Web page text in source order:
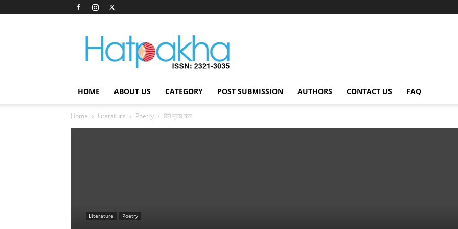
Hatpakha
Magazine
HOME ABOUT US CATEGORY POST SUBMISSION AUTHORS CONTACT US FAQ
Home Literature Poetry বিনি সুতার মালা
Literature Poetry